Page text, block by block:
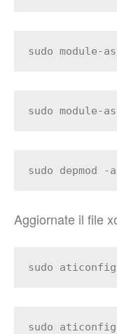
sudo
sudo
sudo depmod -a
Aggiornate il file
sudo
sudo